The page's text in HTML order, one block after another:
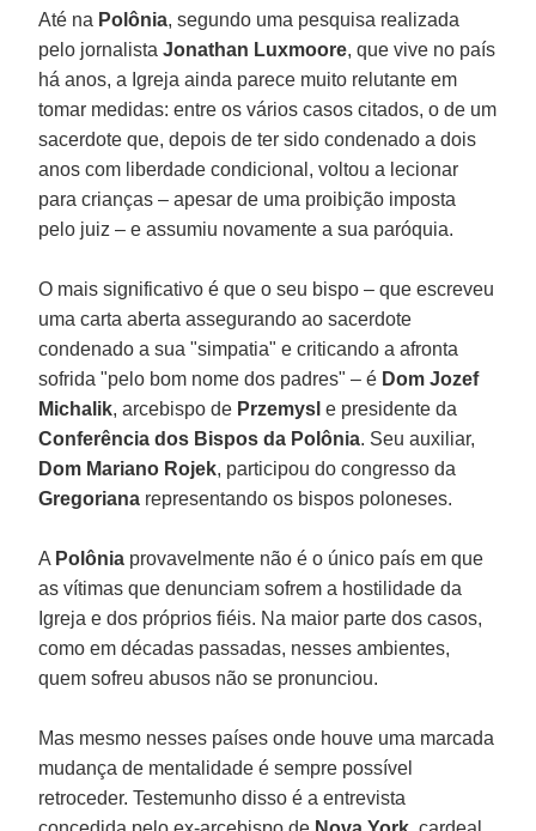
Até na Polônia, segundo uma pesquisa realizada
pelo jornalistaJonathan Luxmoore, que vive no país
há anos, a Igreja ainda parece muito relutante em
tomar medidas: entre os vários casos citados, o de um
sacerdote que, depois de ter sido condenado a dois
anos com liberdade condicional, voltou a lecionar
para crianças – apesar de uma proibição imposta
pelo juiz – e assumiu novamente a sua paróquia.
O mais significativo é que o seu bispo – que escreveu
uma carta aberta assegurando ao sacerdote
condenado a sua "simpatia" e criticando a afronta
sofrida "pelo bom nome dos padres" – é Dom Jozef
Michalik, arcebispo de Przemysle presidente da
Conferência dos Bispos da Polônia. Seu auxiliar,
Dom Mariano Rojek, participou do congresso da
Gregoriana representando os bispos poloneses.
A Polônia provavelmente não é o único país em que
as vítimas que denunciam sofrem a hostilidade da
Igreja e dos próprios fiéis. Na maior parte dos casos,
como em décadas passadas, nesses ambientes,
quem sofreu abusos não se pronunciou.
Mas mesmo nesses países onde houve uma marcada
mudança de mentalidade é sempre possível
retroceder. Testemunho disso é a entrevista